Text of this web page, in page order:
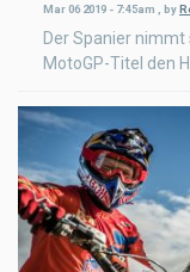
Mar 06 2019 - 7:45am by
Der Spanier
MotoGP-Titel den